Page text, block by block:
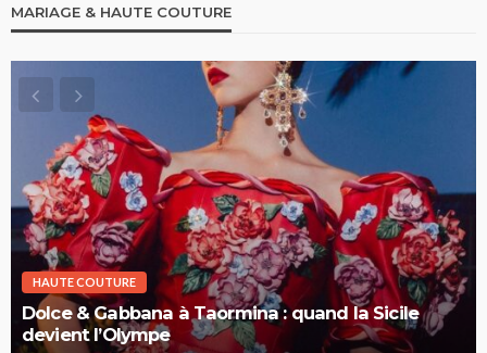
MARIAGE & HAUTE COUTURE
HAUTE COUTURE
Dolce & Gabbana à Taormina : quand la Sicile
devient l’Olympe